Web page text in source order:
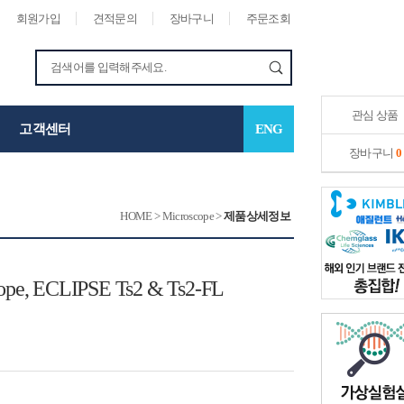
회원가입 견적문의 장바구니 주문조회
관심 상품
장바구니 0
고객센터 ENG
HOME>Microscope>제품상세정보
ECLIPSE Ts2 & Ts2-FL